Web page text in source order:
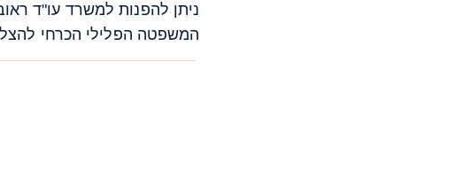
ניתן להפנות למשרד עו"ד
המשפטה הפלילי הכרחי